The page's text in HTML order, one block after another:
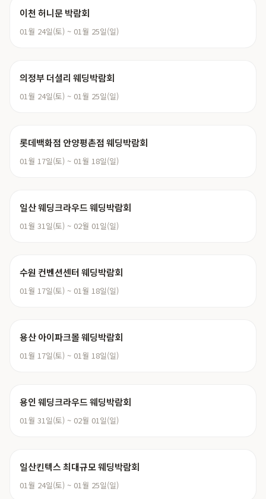
이천 허니문 박람회
01월 24일(토) ~ 01월 25일(일)
의정부 더셜리 웨딩박람회
01월 24일(토) ~ 01월 25일(일)
롯데백화점 안양평촌점 웨딩박람회
01월 17일(토) ~ 01월 18일(일)
일산 웨딩크라우드 웨딩박람회
01월 31일(토) ~ 02월 01일(일)
수원 컨벤션센터 웨딩박람회
01월 17일(토) ~ 01월 18일(일)
용산 아이파크몰 웨딩박람회
01월 17일(토) ~ 01월 18일(일)
용인 웨딩크라우드 웨딩박람회
01월 31일(토) ~ 02월 01일(일)
일산킨텍스 최대규모 웨딩박람회
01월 24일(토) ~ 01월 25일(일)